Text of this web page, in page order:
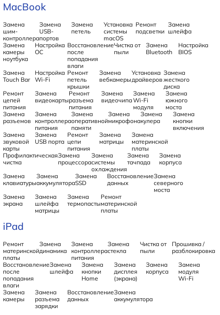
MacBook
Замена
шим-
контроллера
Замена
USB-
портов
Замена
петель
Установка
системы
macOS
Ремонт
подсветки
Замена
шлейфа
Замена
камеры
ноутбука
Настройка
ОС
Восстановление
после
попадания
влаги
Чистка от
пыли
Замена
Bluetooth
Настройка
BIOS
Замена
Touch Bar
Настройка
Wi-Fi
Ремонт
петель
крышки
Замена
вебкамеры
Установка
драйверов
Замена
жесткого
диска
Ремонт
цепей
питания
Замена
видеокарты
Ремонт
разъема
питания
Замена
видеочипа
Замена
Wi-Fi
модуля
Замена
южного
моста
Замена
разъемов
Замена
контроллера
питания
Замена
оперативной
памяти
Замена
микрофона
Замена
кулера
Замена
кнопки
включения
Замена
звуковой
карты
Замена
USB порта
Ремонт
цепи
питания
Замена
матрицы
Замена
материнской
платы
Профилактическая
чистка
Замена
процессора
Замена
системы
охлаждения
Замена
тачпада
Замена
корпуса
Замена
клавиатуры
Замена
аккумулятора
Замена
SSD
Восстановление
данных
Замена
северного
моста
Замена
экрана
Замена
шлейфа
матрицы
Замена
термопасты
Ремонт
материнской
платы
iPad
Ремонт
материнской
платы
Замена
динамика
Замена
контроллера
питания
Замена
стекла
Чистка от
пыли
Прошивка /
разблокировка
Восстановление
после
попадания
влаги
Замена
шлейфа
Замена
кнопки
Home
Замена
дисплея
(экрана)
Замена
корпуса
Замена
модуля
Wi-Fi
Замена
камеры
Замена
разъема
зарядки
Восстановление
данных
Замена
аккумулятора